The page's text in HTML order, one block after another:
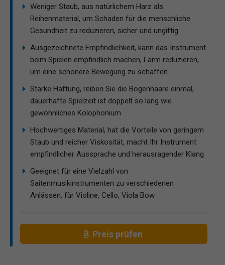
Weniger Staub, aus natürlichem Harz als
Reihenmaterial, um Schäden für die menschliche
Gesundheit zu reduzieren, sicher und ungiftig
Ausgezeichnete Empfindlichkeit, kann das Instrument
beim Spielen empfindlich machen, Lärm reduzieren,
um eine schönere Bewegung zu schaffen
Starke Haftung, reiben Sie die Bogenhaare einmal,
dauerhafte Spielzeit ist doppelt so lang wie
gewöhnliches Kolophonium
Hochwertiges Material, hat die Vorteile von geringem
Staub und reicher Viskosität, macht Ihr Instrument
empfindlicher Aussprache und herausragender Klang
Geeignet für eine Vielzahl von
Saitenmusikinstrumenten zu verschiedenen
Anlässen, für Violine, Cello, Viola Bow
Preis prüfen